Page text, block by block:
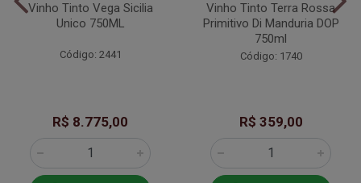
Vinho Tinto Vega Sicilia
Unico 750ML
Código: 2441
R$ 8.775,00
Vinho Tinto Terra Rossa
Primitivo Di Manduria DOP
750ml
Código: 1740
R$ 359,00